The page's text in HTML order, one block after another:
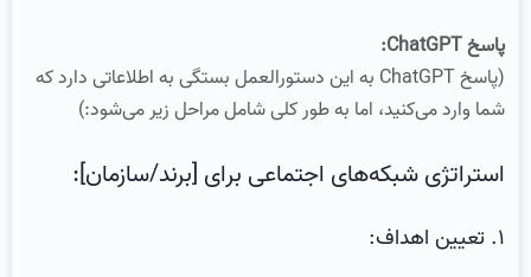
پاسخ ChatGPT:
(پاسخ ChatGPT به این دستورالعمل بستگی به اطلاعاتی دارد که
شما وارد می‌کنید، اما به طور کلی شامل مراحل زیر می‌شود:)
استراتژی شبکه‌های اجتماعی برای [برند/سازمان]:
۱. تعیین اهداف: